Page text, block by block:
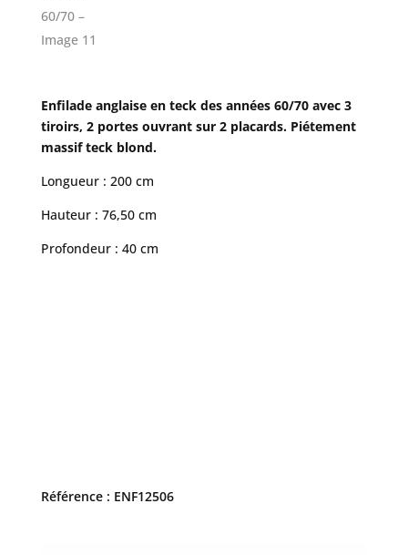
Enfilade anglaise en teck des années 60/70 avec 3
tiroirs, 2 portes ouvrant sur 2 placards. Piétement
massif teck blond.
Longueur : 200 cm
Hauteur : 76,50 cm
Profondeur : 40 cm
Référence : ENF12506